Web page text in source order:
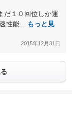
だ１０回位しか運
性能...
もっと見
2015年12月31日